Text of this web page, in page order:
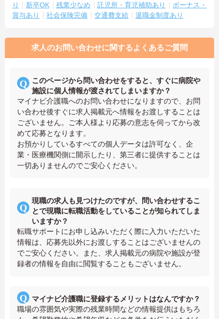
り
新卒OK 残業少なめ 託児所・育児補助あり
ボーナス・
賞与あり
社会保険完備 交通費支給 退職金制度あり
求人のお問い合わせに関するよくあるご質問
このページから問い合わせをすると、すぐに病院や
施設に個人情報が渡されてしまいますか？
マイナビ介護職へのお問い合わせになりますので、お問
い合わせ後すぐに求人掲載元へ情報をお渡しすることは
ございません。ご本人様より応募の意志を伺ってから改
めて応募となります。
お預かりしているすべての個人データは許可なく、企
業・医療機関側に開示したり、第三者に提供することは
一切ありませんのでご安心ください。
現職の求人も見つけたのですが、問い合わせするこ
とで現職に転職活動をしていることが知られてしま
いますか？
転職サポートにお申し込みいただく際に入力いただいた
情報は、応募先以外にお渡しすることはございませんの
でご安心ください。また、求人掲載元の病院や施設が登
録者の情報を自由に閲覧することもございません。
マイナビ介護職に登録するメリットはなんですか？
職場の雰囲気や実際の残業時間などの情報提供はもちろ